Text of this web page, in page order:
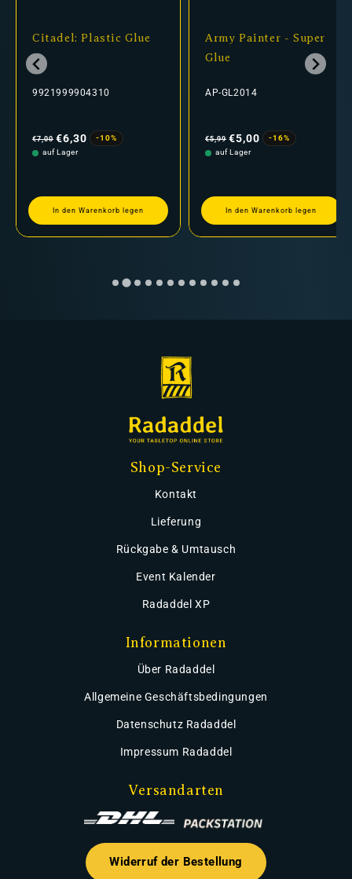
Citadel: Plastic Glue
9921999904310
Preis
€7,00 €6,30
-10%
auf Lager
In den Warenkorb legen
Army Painter - Super
Glue
AP-GL2014
Preis
€5,99 €5,00
-16%
auf Lager
In den Warenkorb legen
Shop-Service
Kontakt
Lieferung
Rückgabe & Umtausch
Event Kalender
Radaddel XP
Informationen
Über Radaddel
Allgemeine Geschäftsbedingungen
Datenschutz Radaddel
Impressum Radaddel
Versandarten
Widerruf der Bestellung